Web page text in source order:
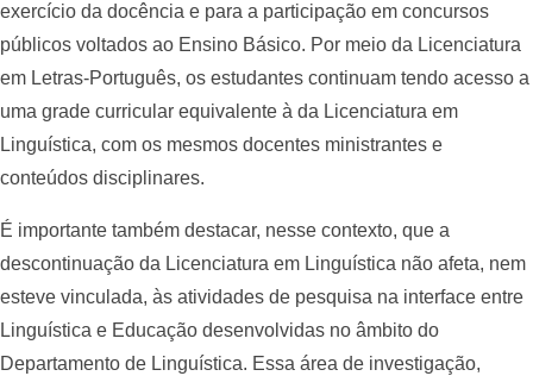
exercício da docência e para a participação em concursos
públicos voltados ao Ensino Básico. Por meio da Licenciatura
em Letras-Português, os estudantes continuam tendo acesso a
uma grade curricular equivalente à da Licenciatura em
Linguística, com os mesmos docentes ministrantes e
conteúdos disciplinares.
É importante também destacar, nesse contexto, que a
descontinuação da Licenciatura em Linguística não afeta, nem
esteve vinculada, às atividades de pesquisa na interface entre
Linguística e Educação desenvolvidas no âmbito do
Departamento de Linguística. Essa área de investigação,